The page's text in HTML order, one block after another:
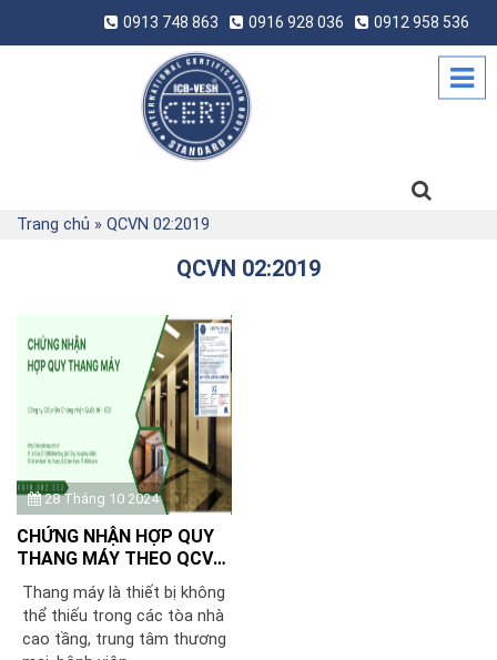
0913 748 863 0916 928 036 0912 958 536
Trang chủ » QCVN 02:2019
QCVN 02:2019
28 Tháng 10 2024
CHỨNG NHẬN HỢP QUY
THANG MÁY THEO QCVN
02:2019/BLĐTBXH
Thang máy là thiết bị không
thể thiếu trong các tòa nhà
cao tầng, trung tâm thương